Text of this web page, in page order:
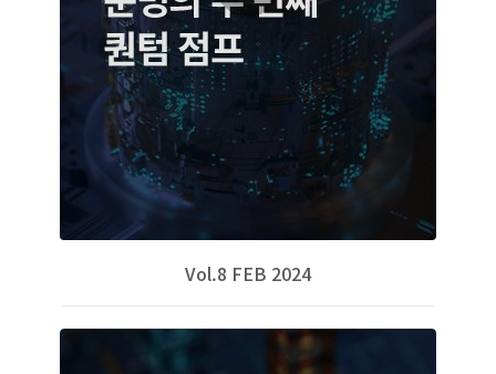
Vol.8 FEB 2024